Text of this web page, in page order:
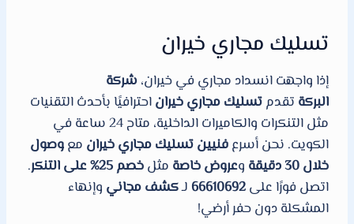
تسليك مجاري خيران
إذا واجهت انسداد مجاري في خيران،شركة
البركة تقدمتسليك مجاري خيراناحترافيًا بأحدث التقنيات
مثل التنكرات والكاميرات الداخلية، متاح 24 ساعة في
الكويت. نحن أسرعفنيين تسليك مجاري خيران معوصول
خلال 30 دقيقة
وعروض خاصة مثلخصم 25% على التنكر
.
اتصل فورًا على66610692 لـكشف مجاني وإنهاء
المشكلة دون حفر أرضي!